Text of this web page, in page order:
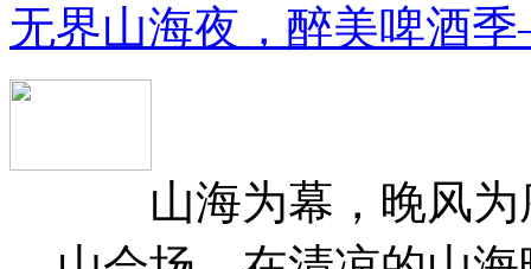
无界山海夜，醉美啤酒
山海为幕，晚风为